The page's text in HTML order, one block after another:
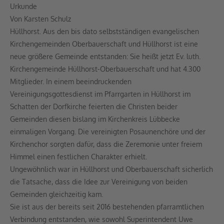
Urkunde
Von Karsten Schulz
Hüllhorst. Aus den bis dato selbstständigen evangelischen
Kirchengemeinden Oberbauerschaft und Hüllhorst ist eine
neue größere Gemeinde entstanden: Sie heißt jetzt Ev. luth.
Kirchengemeinde Hüllhorst-Oberbauerschaft und hat 4.300
Mitglieder. In einem beeindruckenden
Vereinigungsgottesdienst im Pfarrgarten in Hüllhorst im
Schatten der Dorfkirche feierten die Christen beider
Gemeinden diesen bislang im Kirchenkreis Lübbecke
einmaligen Vorgang. Die vereinigten Posaunenchöre und der
Kirchenchor sorgten dafür, dass die Zeremonie unter freiem
Himmel einen festlichen Charakter erhielt.
Ungewöhnlich war in Hüllhorst und Oberbauerschaft sicherlich
die Tatsache, dass die Idee zur Vereinigung von beiden
Gemeinden gleichzeitig kam.
Sie ist aus der bereits seit 2016 bestehenden pfarramtlichen
Verbindung entstanden, wie sowohl Superintendent Uwe